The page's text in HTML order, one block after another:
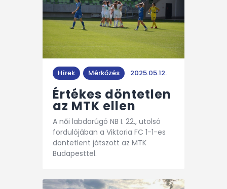
Hírek Mérkőzés 2025.05.12.
Értékes döntetlen
az MTK ellen
A női labdarúgó NB I. 22., utolsó
fordulójában a Viktoria FC 1-1-es
döntetlent játszott az MTK
Budapesttel.